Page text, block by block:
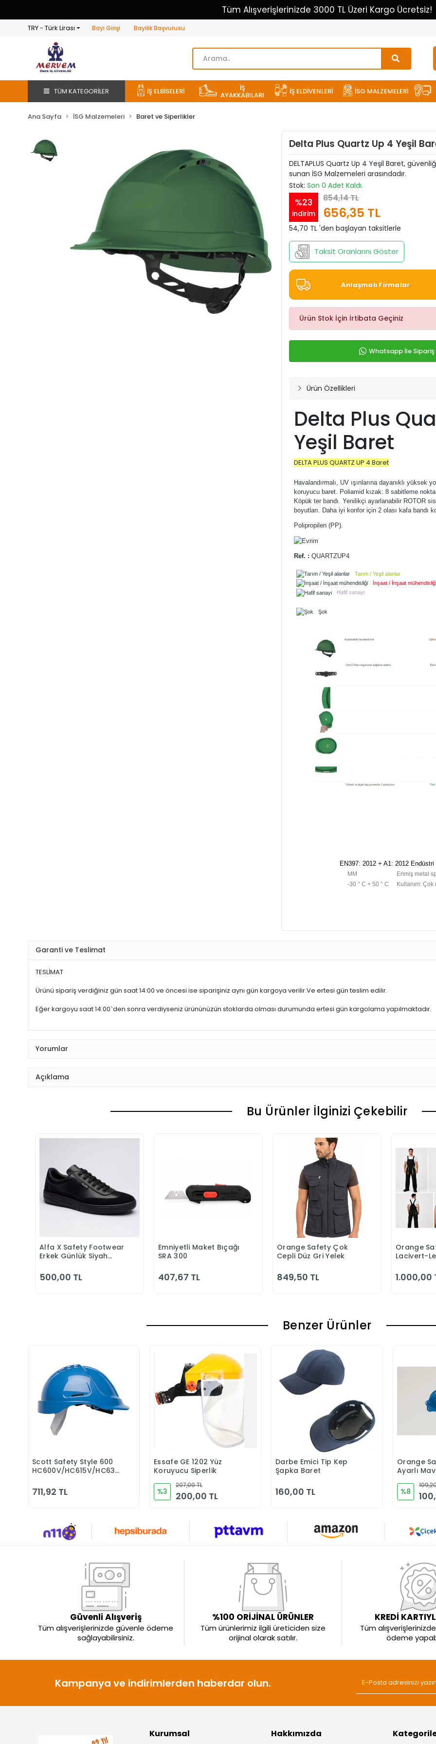
Tüm Alışverişlerinizde 3000 TL Üzeri Kargo Ücretsiz!
TRY - Türk Lirası Bayi Girişi Bayilik Başvurusu
TÜM KATEGORİLER İŞ ELBİSELERİ İŞ
AYAKKABILARI İŞ ELDİVENLERİ İSG MALZEMELERİ
Ana Sayfa İSG Malzemeleri Baret ve Siperlikler
Delta Plus Quartz Up 4 Yeşil
DELTAPLUS Quartz Up 4 Yeşil Baret,
sunan İSG Malzemeleri arasındadır.
Stok: Son 0 Adet Kaldı.
%23
indirim
854,14 TL
656,35 TL
54,70 TL 'den başlayan taksitlerle
Taksit Oranlarını Göster
Anlaşmalı Firmalar
Ürün Stok İçin İrtibata Geçiniz
Whatsapp İle Sipariş
Ürün Özellikleri
Delta Plus
Yeşil Baret
DELTA PLUS QUARTZ UP 4 Baret
Havalandırmalı, UV ışınlarına dayanıklı yüksek
koruyucu baret. Poliamid kızak: 8 sabitleme
Köpük ter bandı. Yenilikçi ayarlanabilir ROTOR
boyutları. Daha iyi konfor için 2 olası kafa bandı
Polipropilen (PP).
Ref. : QUARTZUP4
Tarım / Yeşil alanlar
İnşaat / İnşaat mühendisliği
Hafif sanayi
Şok
EN397: 2012 + A1: 2012
MM
Erimiş metal
-30 ° C + 50 ° C
Kullanım: Çok
Garanti ve Teslimat
TESLİMAT
Ürünü sipariş verdiğiniz gün saat 14:00 ve öncesi ise siparişiniz aynı gün kargoya verilir.Ve ertesi gün teslim edilir.
Eğer kargoyu saat 14:00`den sonra verdiyseniz ürününüzün stoklarda olması durumunda ertesi gün kargolama yapılmaktadır.
Yorumlar
Açıklama
Bu Ürünler İlginizi Çekebilir
Sepete Ekle
Alfa X Safety Footwear
Erkek Günlük Siyah
500,00 TL
Sepete Ekle
Emniyetli Maket Bıçağı
SRA 300
407,67 TL
Sepete Ekle
Orange Safety Çok
Cepli Düz Gri Yelek
849,50 TL
Orange
Lacivert-
1.000,00
Benzer Ürünler
Sepete Ekle
Scott Safety Style 600
HC600V/HC615V/HC635V
Baret
711,92 TL
Sepete Ekle
Essafe GE 1202 Yüz
Koruyucu Siperlik
%3
207,00 TL
200,00 TL
Sepete Ekle
Darbe Emici Tip Kep
Şapka Baret
160,00 TL
Orange
Ayarlı
%8
Güvenli Alışveriş
Tüm alışverişlerinizde güvenle ödeme
sağlayabilirsiniz.
%100 ORİJİNAL ÜRÜNLER
Tüm ürünlerimiz ilgili üreticiden size
orijinal olarak satılır.
KREDİ
Tüm
ödeme
Kampanya ve indirimlerden haberdar olun.
Kurumsal Hakkımızda